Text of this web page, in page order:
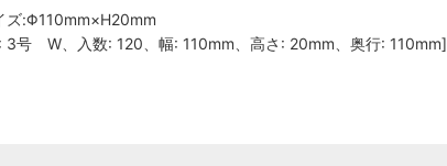
ズ:Φ110mm×H20mm
3号 W、入数: 120、幅: 110mm、高さ: 20mm、奥行: 110mm]